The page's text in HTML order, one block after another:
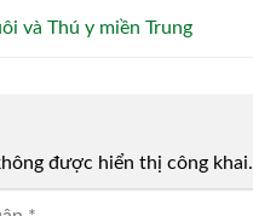
và Thú y miền Trung
được hiển thị công khai.